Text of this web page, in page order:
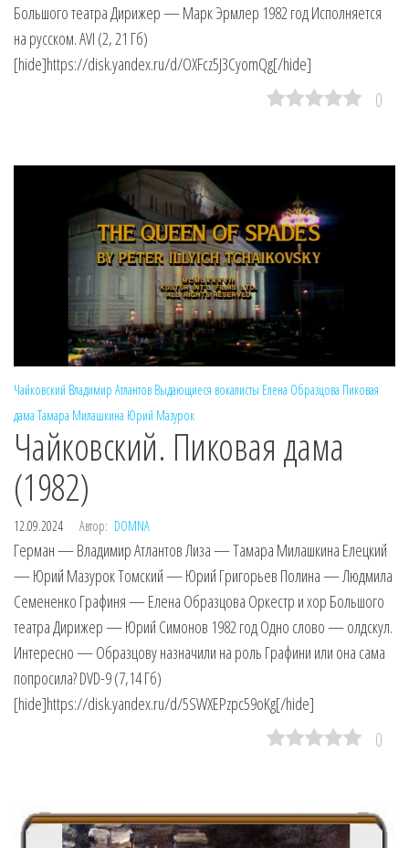
Большого театра Дирижер — Марк Эрмлер 1982 год Исполняется
на русском. AVI (2, 21 Гб)
[hide]https://disk.yandex.ru/d/OXFcz5J3CyomQg[/hide]
0
Чайковский Владимир Атлантов Выдающиеся вокалисты Елена Образцова Пиковая
дама Тамара Милашкина Юрий Мазурок
Чайковский. Пиковая дама
(1982)
12.09.2024 Автор: DOMNA
Герман — Владимир Атлантов Лиза — Тамара Милашкина Елецкий
— Юрий Мазурок Томский — Юрий Григорьев Полина — Людмила
Семененко Графиня — Елена Образцова Оркестр и хор Большого
театра Дирижер — Юрий Симонов 1982 год Одно слово — олдскул.
Интересно — Образцову назначили на роль Графини или она сама
попросила? DVD-9 (7,14 Гб)
[hide]https://disk.yandex.ru/d/5SWXEPzpc59oKg[/hide]
0